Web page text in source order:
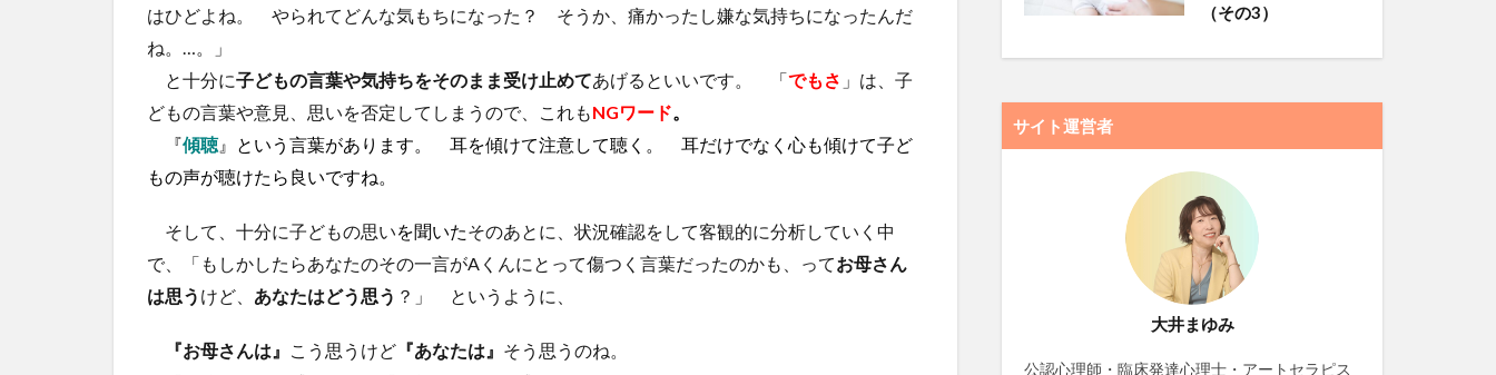
はひどよね。 やられてどんな気もちになった？ そうか、痛かったし嫌な気持ちになったんだ
ね。…。」
と十分に子どもの言葉や気持ちをそのまま受け止めてあげるといいです。 「でもさ 」は、子
どもの言葉や意見、思いを否定してしまうので、これもNGワード。
『傾聴』という言葉があります。 耳を傾けて注意して聴く。 耳だけでなく心も傾けて子ど
もの声が聴けたら良いですね。
そして、十分に子どもの思いを聞いたそのあとに、状況確認をして客観的に分析していく中
で、「もしかしたらあなたのその一言がAくんにとって傷つく言葉だったのかも、ってお母さん
は思う けど、 あなたはどう思う ？」 というように、
『お母さんは』 こう思うけど 『あなたは』 そう思うのね。
（その3）
サイト運営者
大井まゆみ
公認心理師・臨床発達心理士・アートセラピス